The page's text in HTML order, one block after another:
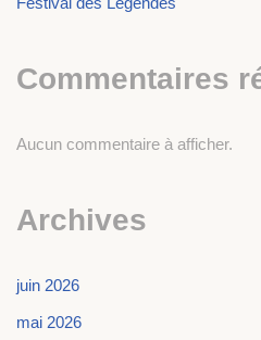
Commentaires
Aucun commentaire à afficher.
Archives
juin 2026
mai 2026